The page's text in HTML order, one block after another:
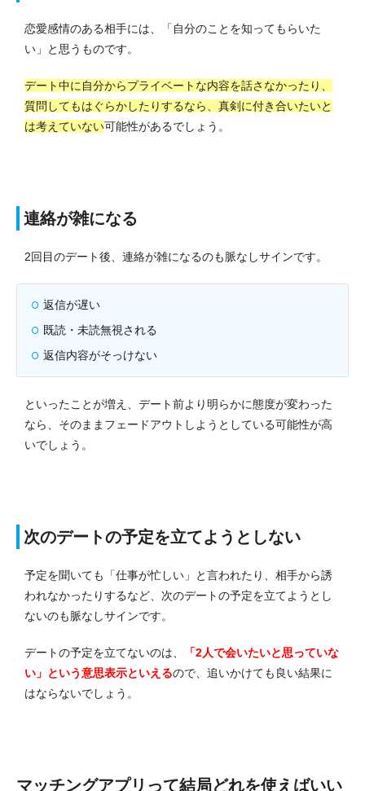
恋愛感情のある相手には、「自分のことを知ってもらいた
い」と思うものです。
デート中に自分からプライベートな内容を話さなかったり、
質問してもはぐらかしたりするなら、真剣に付き合いたいと
は考えていない可能性があるでしょう。
連絡が雑になる
2回目のデート後、連絡が雑になるのも脈なしサインです。
返信が遅い
既読・未読無視される
返信内容がそっけない
といったことが増え、デート前より明らかに態度が変わった
なら、そのままフェードアウトしようとしている可能性が高
いでしょう。
次のデートの予定を立てようとしない
予定を聞いても「仕事が忙しい」と言われたり、相手から誘
われなかったりするなど、次のデートの予定を立てようとし
ないのも脈なしサインです。
デートの予定を立てないのは、
「2人で会いたいと思っていな
い」という意思表示といえるので、追いかけても良い結果に
はならないでしょう。
マッチングアプリって結局どれを使えばいい